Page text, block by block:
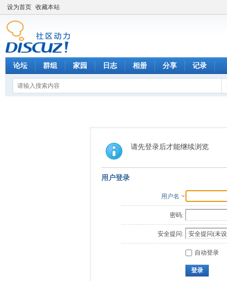
设为首页 收藏本站
论坛 群组 家园 日志 相册 分享 记录
请先登录后才能继续浏览
用户登录
用户名
密码:
安全提问:
自动登录
登录